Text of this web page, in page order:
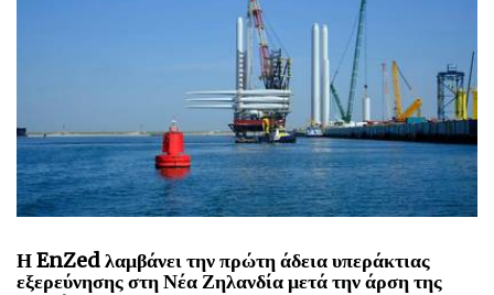
Η EnZed λαμβάνει την πρώτη άδεια υπεράκτιας
εξερεύνησης στη Νέα Ζηλανδία μετά την άρση της